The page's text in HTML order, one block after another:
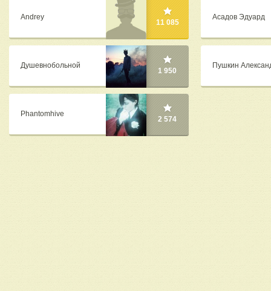
Andrey
11 085
Душевнобольной
1 950
Phantomhive
2 574
Асадов Эдуард
Пушкин